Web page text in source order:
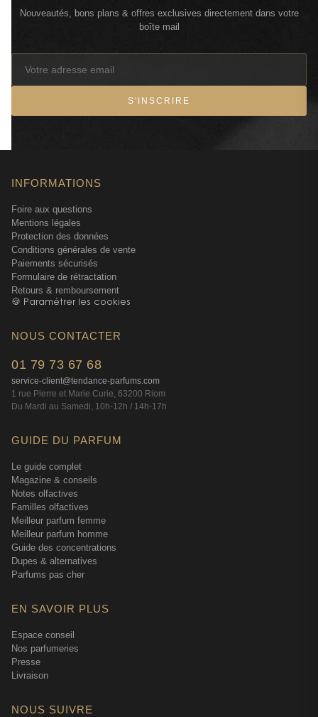
Nouveautés, bons plans & offres exclusives directement dans votre
boîte mail
S'INSCRIRE
INFORMATIONS
Foire aux questions
Mentions légales
Protection des données
Conditions générales de vente
Paiements sécurisés
Formulaire de rétractation
Retours & remboursement
🍪 Paramétrer les cookies
NOUS CONTACTER
01 79 73 67 68
service-client@tendance-parfums.com
1 rue Pierre et Marie Curie, 63200 Riom
Du Mardi au Samedi, 10h-12h / 14h-17h
GUIDE DU PARFUM
Le guide complet
Magazine & conseils
Notes olfactives
Familles olfactives
Meilleur parfum femme
Meilleur parfum homme
Guide des concentrations
Dupes & alternatives
Parfums pas cher
EN SAVOIR PLUS
Espace conseil
Nos parfumeries
Presse
Livraison
NOUS SUIVRE